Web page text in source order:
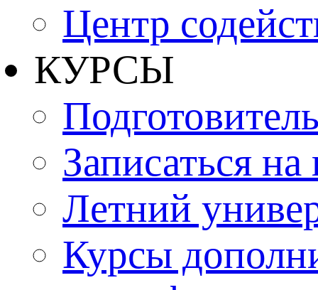
Центр
КУРСЫ
Записаться
Летний
Курсы